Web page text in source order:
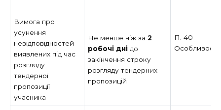
Вимога про
усунення
невідповідностей
виявлених під час
розгляду
тендерної
пропозиції
учасника
Не менше ніж за 2
робочі днідо
закінчення строку
розгляду тендерних
пропозицій
П. 40